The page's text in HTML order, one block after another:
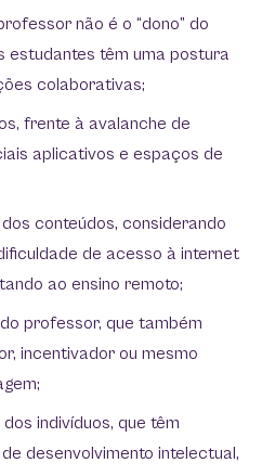
não é o “dono” do
estudantes têm uma postura
colaborativas;
frente à avalanche de
aplicativos e espaços de
conteúdos, considerando
de acesso à internet
ao ensino remoto;
professor, que também
incentivador ou mesmo
indivíduos, que têm
desenvolvimento intelectual,